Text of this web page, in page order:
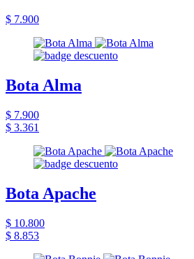
$ 7.900
Bota Alma
$ 7.900
$ 3.361
Bota Apache
$ 10.800
$ 8.853